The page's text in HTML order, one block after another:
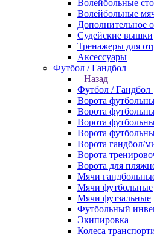
Волейбольные
Волейбольные
Дополнительное
Судейские вышки
Тренажеры для
Аксессуары
Футбол / Гандбол
Назад
Футбол / Гандбол
Ворота
Ворота
Ворота
Ворота
Ворота гандбол/
Ворота
Ворота для
Мячи
Мячи футбольные
Мячи футзальные
Футбольный
Экипировка
Колеса